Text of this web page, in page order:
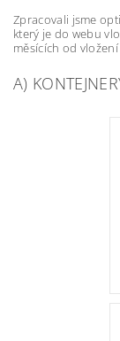
Zpracovali jsme
který je do webu
měsících od
A)